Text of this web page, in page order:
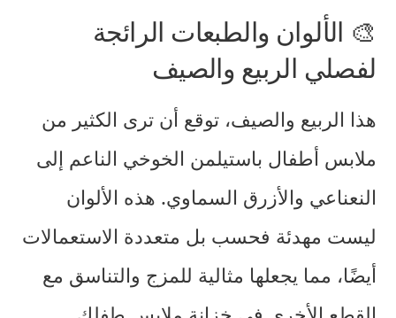
🎨 الألوان والطبعات الرائجة
لفصلي الربيع والصيف
هذا الربيع والصيف، توقع أن ترى الكثير من
ملابس أطفال باستيلمن الخوخي الناعم إلى
النعناعي والأزرق السماوي. هذه الألوان
ليست مهدئة فحسب بل متعددة الاستعمالات
أيضًا، مما يجعلها مثالية للمزج والتناسق مع